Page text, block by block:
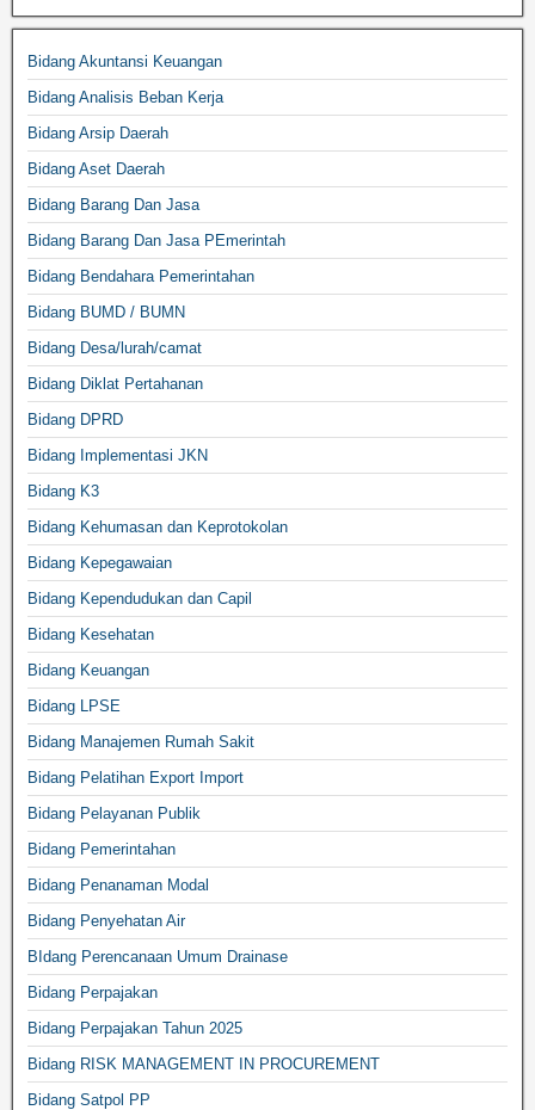
Bidang Akuntansi Keuangan
Bidang Analisis Beban Kerja
Bidang Arsip Daerah
Bidang Aset Daerah
Bidang Barang Dan Jasa
Bidang Barang Dan Jasa PEmerintah
Bidang Bendahara Pemerintahan
Bidang BUMD / BUMN
Bidang Desa/lurah/camat
Bidang Diklat Pertahanan
Bidang DPRD
Bidang Implementasi JKN
Bidang K3
Bidang Kehumasan dan Keprotokolan
Bidang Kepegawaian
Bidang Kependudukan dan Capil
Bidang Kesehatan
Bidang Keuangan
Bidang LPSE
Bidang Manajemen Rumah Sakit
Bidang Pelatihan Export Import
Bidang Pelayanan Publik
Bidang Pemerintahan
Bidang Penanaman Modal
Bidang Penyehatan Air
BIdang Perencanaan Umum Drainase
Bidang Perpajakan
Bidang Perpajakan Tahun 2025
Bidang RISK MANAGEMENT IN PROCUREMENT
Bidang Satpol PP